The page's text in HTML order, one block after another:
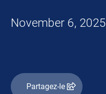
November 6, 2025
Partagez-le